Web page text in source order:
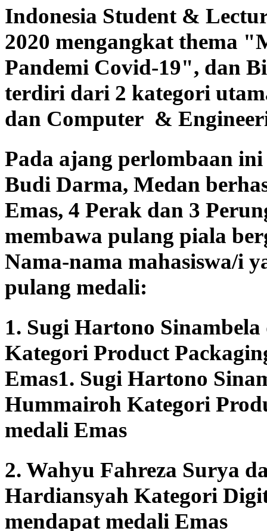
Indonesia Student &
2020 mengangkat thema "
Pandemi Covid-19", dan
terdiri dari 2 kategori
dan Computer &
Pada ajang perlombaan
Budi Darma, Medan
Emas, 4 Perak dan 3
membawa pulang piala
Nama-nama mahasiswa/i
pulang medali:
1. Sugi Hartono
Kategori Product
Emas1. Sugi Hartono
Hummairoh Kategori
medali Emas
2. Wahyu Fahreza Surya
Hardiansyah Kategori
mendapat medali Emas